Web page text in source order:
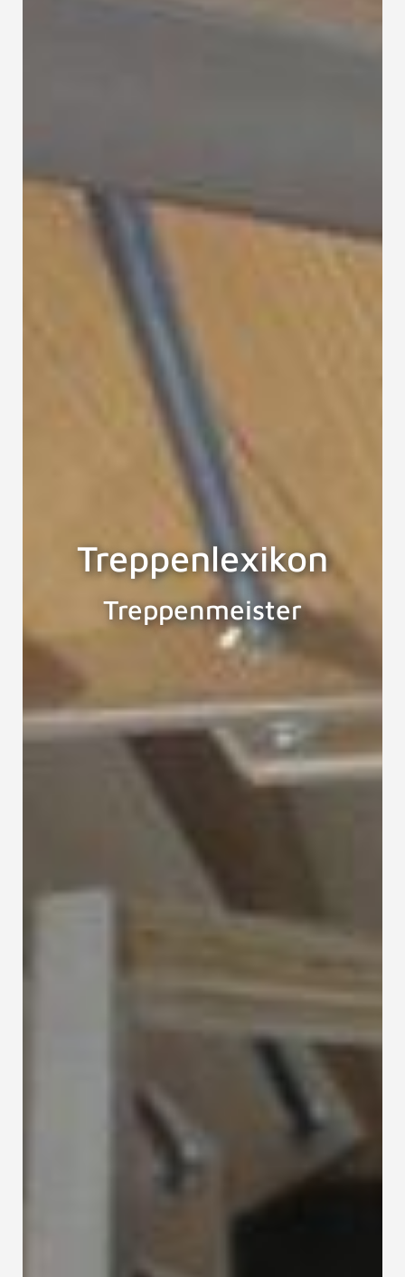
Treppenlexikon
Treppenmeister